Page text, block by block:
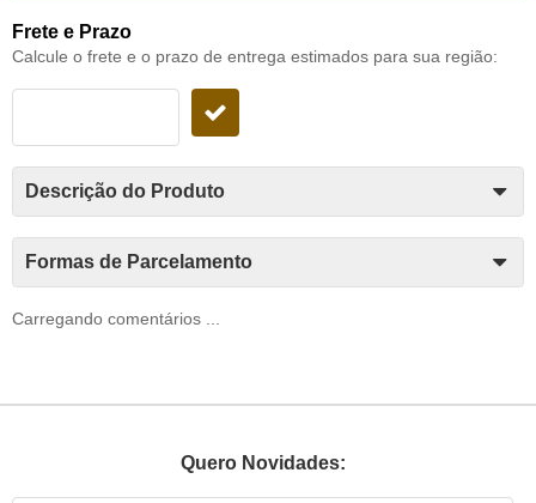
Frete e Prazo
Calcule o frete e o prazo de entrega estimados para sua região:
Descrição do Produto
Formas de Parcelamento
Carregando comentários ...
Quero Novidades: